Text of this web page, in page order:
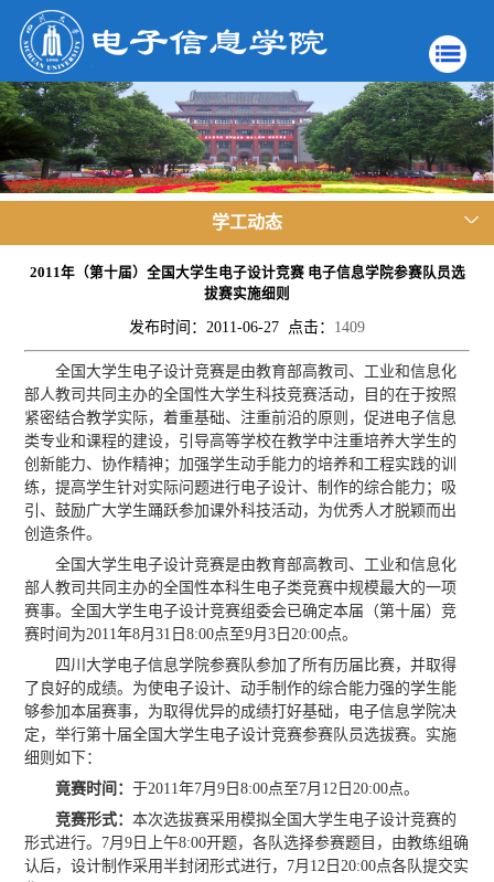
学工动态
2011年（第十届）全国大学生电子设计竞赛 电子信息学院参赛队员选
拔赛实施细则
发布时间：2011-06-27 点击： 1409
全国大学生电子设计竞赛是由教育部高教司、工业和信息化
部人教司共同主办的全国性大学生科技竞赛活动，目的在于按照
紧密结合教学实际，着重基础、注重前沿的原则，促进电子信息
类专业和课程的建设，引导高等学校在教学中注重培养大学生的
创新能力、协作精神；加强学生动手能力的培养和工程实践的训
练，提高学生针对实际问题进行电子设计、制作的综合能力；吸
引、鼓励广大学生踊跃参加课外科技活动，为优秀人才脱颖而出
创造条件。
全国大学生电子设计竞赛是由教育部高教司、工业和信息化
部人教司共同主办的全国性本科生电子类竞赛中规模最大的一项
赛事。全国大学生电子设计竞赛组委会已确定本届（第十届）竞
赛时间为2011年8月31日8:00点至9月3日20:00点。
四川大学电子信息学院参赛队参加了所有历届比赛，并取得
了良好的成绩。为使电子设计、动手制作的综合能力强的学生能
够参加本届赛事，为取得优异的成绩打好基础，电子信息学院决
定，举行第十届全国大学生电子设计竞赛参赛队员选拔赛。实施
细则如下：
竟赛时间：于2011年7月9日8:00点至7月12日20:00点。
竞赛形式：本次选拔赛采用模拟全国大学生电子设计竞赛的
形式进行。7月9日上午8:00开题，各队选择参赛题目，由教练组确
认后，设计制作采用半封闭形式进行，7月12日20:00点各队提交实